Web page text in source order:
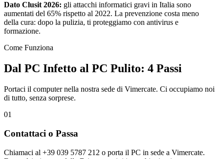
Dato Clusit 2026: gli attacchi informatici gravi in Italia sono
aumentati del 65% rispetto al 2022. La prevenzione costa meno
della cura: dopo la pulizia, ti proteggiamo con antivirus e
formazione.
Come Funziona
Dal PC Infetto al PC Pulito: 4 Passi
Portaci il computer nella nostra sede di Vimercate. Ci occupiamo noi
di tutto, senza sorprese.
01
Contattaci o Passa
Chiamaci al +39 039 5787 212 o porta il PC in sede a Vimercate.